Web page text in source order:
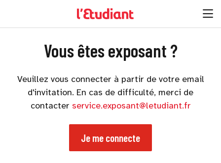
Vous êtes exposant ?
Veuillez vous connecter à partir de votre email
d'invitation. En cas de difficulté, merci de
contacter service.exposant@letudiant.fr
Je me connecte